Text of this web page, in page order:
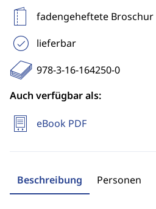
fadengeheftete Broschur
lieferbar
978-3-16-164250-0
Auch verfügbar als:
eBook PDF
Beschreibung Personen